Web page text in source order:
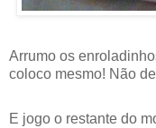
Arrumo os
coloco mesmo! Não
E jogo o restante do